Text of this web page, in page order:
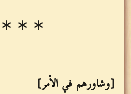
∗ ∗ ∗
[وشاورهم في الأمر]